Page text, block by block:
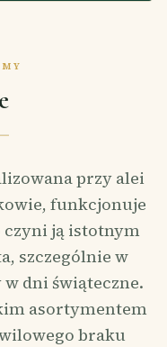
przy alei
funkcjonuje
czyni ją istotnym
szczególnie w
dni świąteczne.
asortymentem
braku